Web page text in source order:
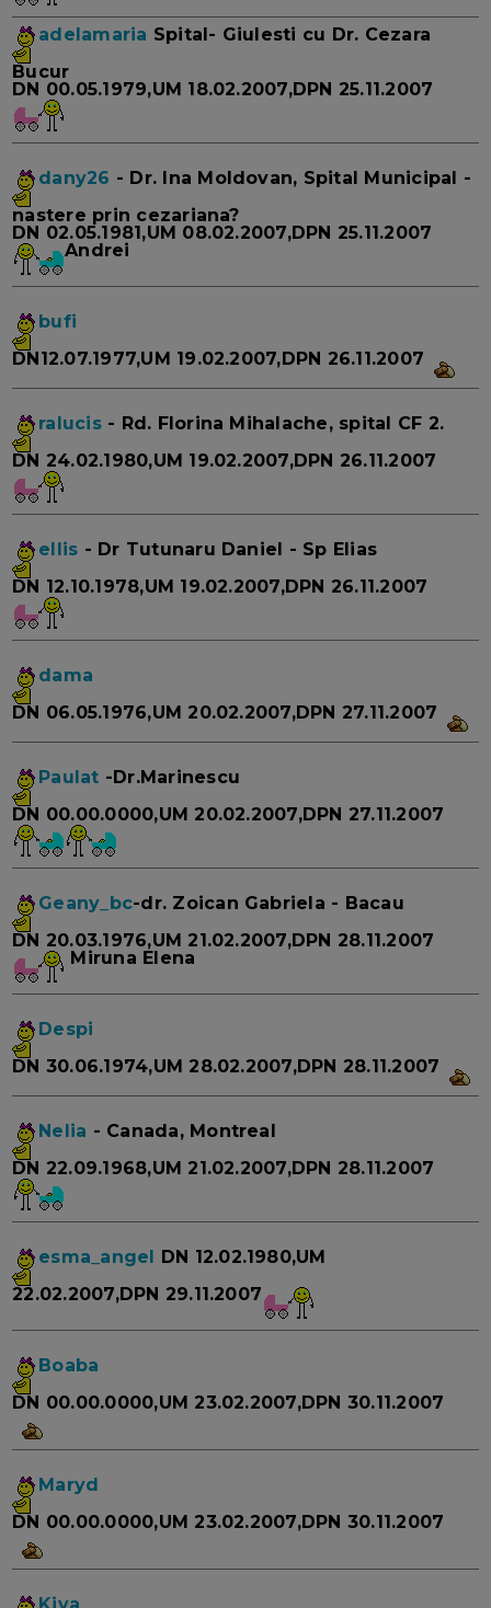
adelamaria Spital- Giulesti cu Dr. Cezara
Bucur
DN 00.05.1979,UM 18.02.2007,DPN 25.11.2007
dany26 - Dr. Ina Moldovan, Spital Municipal -
nastere prin cezariana?
DN 02.05.1981,UM 08.02.2007,DPN 25.11.2007
Andrei
bufi
DN12.07.1977,UM 19.02.2007,DPN 26.11.2007
ralucis- Rd. Florina Mihalache, spital CF 2.
DN 24.02.1980,UM 19.02.2007,DPN 26.11.2007
ellis - Dr Tutunaru Daniel - Sp Elias
DN 12.10.1978,UM 19.02.2007,DPN 26.11.2007
dama
DN 06.05.1976,UM 20.02.2007,DPN 27.11.2007
Paulat -Dr.Marinescu
DN 00.00.0000,UM 20.02.2007,DPN 27.11.2007
Geany_bc-dr. Zoican Gabriela - Bacau
DN 20.03.1976,UM 21.02.2007,DPN 28.11.2007
Miruna Elena
Despi
DN 30.06.1974,UM 28.02.2007,DPN 28.11.2007
Nelia - Canada, Montreal
DN 22.09.1968,UM 21.02.2007,DPN 28.11.2007
esma_angel DN 12.02.1980,UM
22.02.2007,DPN 29.11.2007
Boaba
DN 00.00.0000,UM 23.02.2007,DPN 30.11.2007
Maryd
DN 00.00.0000,UM 23.02.2007,DPN 30.11.2007